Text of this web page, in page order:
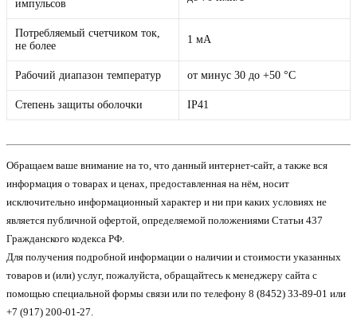
импульсов
Потребляемый счетчиком ток,
не более
1 мА
Рабочий диапазон температур от минус 30 до +50 °C
Степень защиты оболочки IP41
Обращаем ваше внимание на то, что данный интернет-сайт, а также вся
информация о товарах и ценах, предоставленная на нём, носит
исключительно информационный характер и ни при каких условиях не
является публичной офертой, определяемой положениями Статьи 437
Гражданского кодекса РФ.
Для получения подробной информации о наличии и стоимости указанных
товаров и (или) услуг, пожалуйста, обращайтесь к менеджеру сайта с
помощью специальной формы связи или по телефону 8 (8452) 33-89-01 или
+7 (917) 200-01-27.